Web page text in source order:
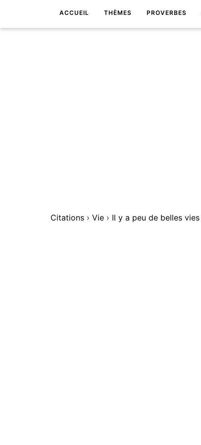
ACCUEIL THÈMES PROVERBES
Citations › Vie ›